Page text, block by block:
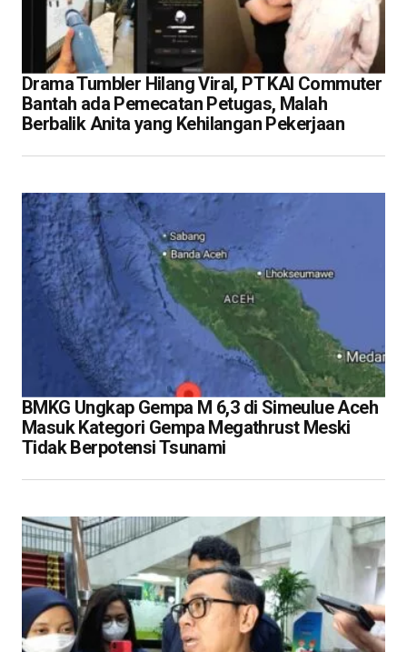
Drama Tumbler Hilang Viral, PT KAI Commuter
Bantah ada Pemecatan Petugas, Malah
Berbalik Anita yang Kehilangan Pekerjaan
BMKG Ungkap Gempa M 6,3 di Simeulue Aceh
Masuk Kategori Gempa Megathrust Meski
Tidak Berpotensi Tsunami